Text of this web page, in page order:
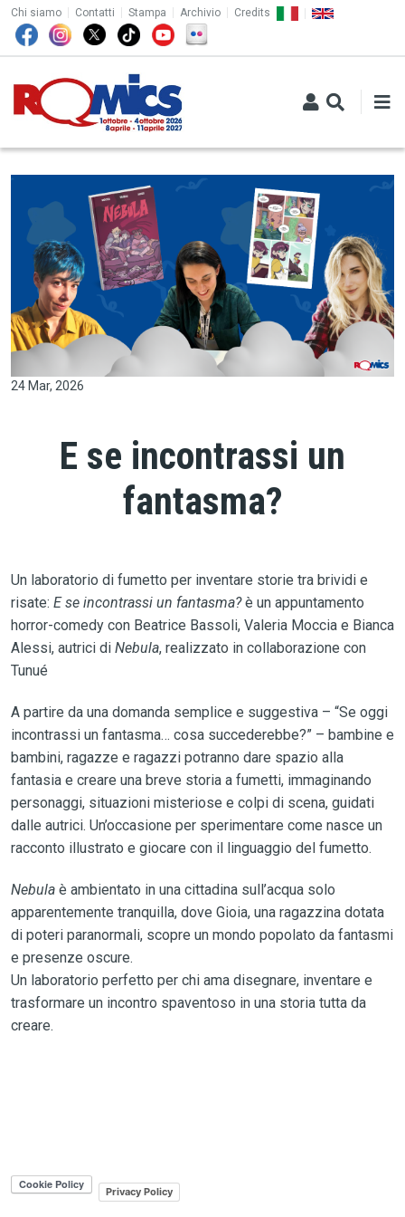
Salta al contenuto principale
TOP MENU
Chi siamo Contatti Stampa Archivio Credits
24 Mar, 2026
E se incontrassi un
fantasma?
Un laboratorio di fumetto per inventare storie tra brividi e
risate: E se incontrassi un fantasma?è un appuntamento
horror-comedy con Beatrice Bassoli, Valeria Moccia e Bianca
Alessi, autrici di Nebula, realizzato in collaborazione con
Tunué
A partire da una domanda semplice e suggestiva – “Se oggi
incontrassi un fantasma… cosa succederebbe?” – bambine e
bambini, ragazze e ragazzi potranno dare spazio alla
fantasia e creare una breve storia a fumetti, immaginando
personaggi, situazioni misteriose e colpi di scena, guidati
dalle autrici. Un’occasione per sperimentare come nasce un
racconto illustrato e giocare con il linguaggio del fumetto.
Nebulaè ambientato in una cittadina sull’acqua solo
apparentemente tranquilla, dove Gioia, una ragazzina dotata
di poteri paranormali, scopre un mondo popolato da fantasmi
e presenze oscure.
Un laboratorio perfetto per chi ama disegnare, inventare e
trasformare un incontro spaventoso in una storia tutta da
creare.
Privacy Policy